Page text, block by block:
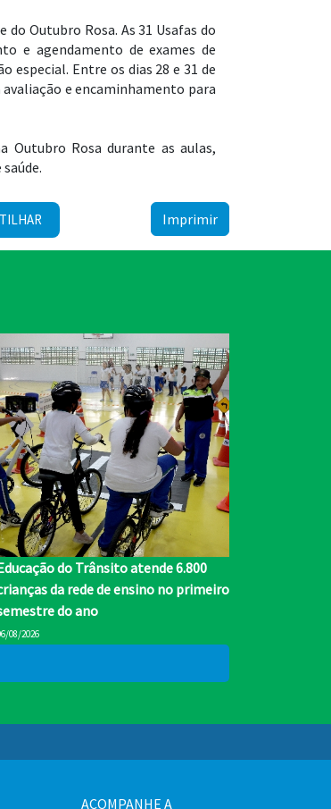
Outubro Rosa. As 31 Usafas do
e agendamento de exames de
Entre os dias 28 e 31 de
e encaminhamento para
Outubro Rosa durante as aulas,
Imprimir
do Trânsito atende 6.800
da rede de ensino no primeiro
do ano
08/2026
ACOMPANHE A